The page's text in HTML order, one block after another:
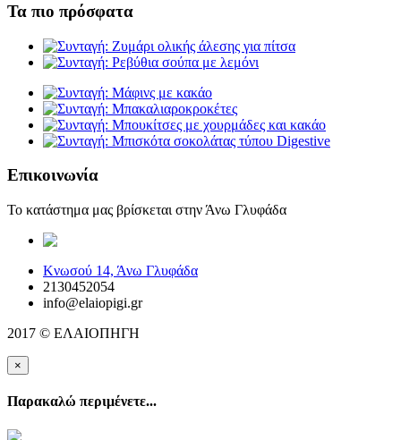
Τα πιο πρόσφατα
Επικοινωνία
Το κατάστημα μας βρίσκεται στην Άνω Γλυφάδα
Κνωσού 14, Άνω Γλυφάδα
2130452054
info@elaiopigi.gr
2017 © ΕΛΑΙΟΠΗΓΗ
×
Παρακαλώ περιμένετε...